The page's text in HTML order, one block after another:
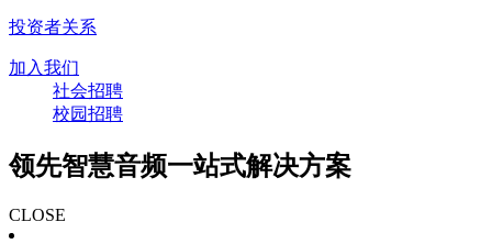
投资者关系
加入我们
社会招聘
校园招聘
领先智慧音频一站式解决方案
CLOSE